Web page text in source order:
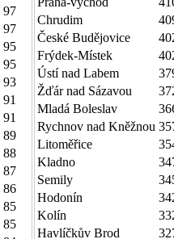
97
97
95
95
93
91
91
89
88
87
86
85
85
Chrudim
České Budějovice
Frýdek-Místek
Ústí nad Labem
Žďár nad Sázavou
Mladá Boleslav
Rychnov nad Kněžnou
Litoměřice
Kladno
Semily
Hodonín
Kolín
Havlíčkův Brod